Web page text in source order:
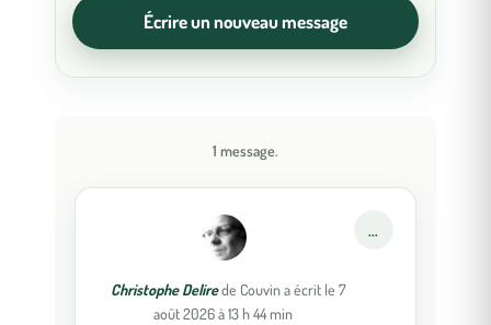
1 message.
Christophe Delirede Couvin a écrit le 7
août 2026 à 13 h 44 min
...